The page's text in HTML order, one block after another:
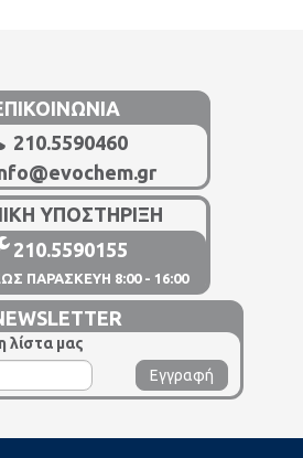
210.5590460
ΥΠΟΣΤΗΡΙΞΗ
210.5590155
ΠΑΡΑΣΚΕΥΗ 8:00 - 16:00
λίστα μας